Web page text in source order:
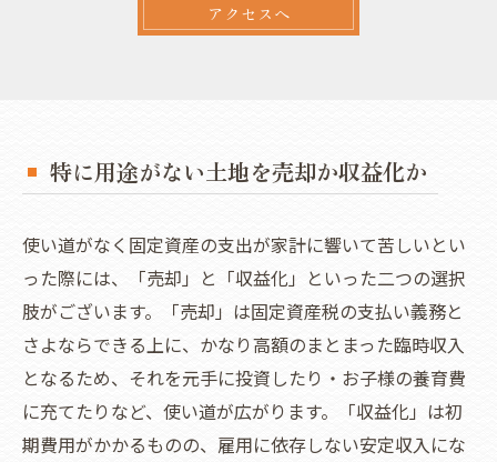
アクセスへ
特に用途がない土地を売却か収益化か
使い道がなく固定資産の支出が家計に響いて苦しいとい
った際には、「売却」と「収益化」といった二つの選択
肢がございます。「売却」は固定資産税の支払い義務と
さよならできる上に、かなり高額のまとまった臨時収入
となるため、それを元手に投資したり・お子様の養育費
に充てたりなど、使い道が広がります。「収益化」は初
期費用がかかるものの、雇用に依存しない安定収入にな